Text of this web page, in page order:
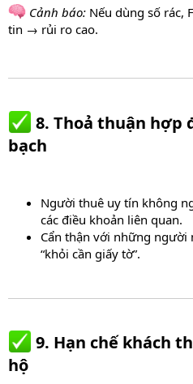
Cảnh báo: Nếu dùng số rác,
tin → rủi ro cao.
8. Thoả thuận hợp
bạch​
Người thuê uy tín không
các điều khoản liên quan.
Cẩn thận với những người
“khỏi cần giấy tờ”.
9. Hạn chế khách
hộ​